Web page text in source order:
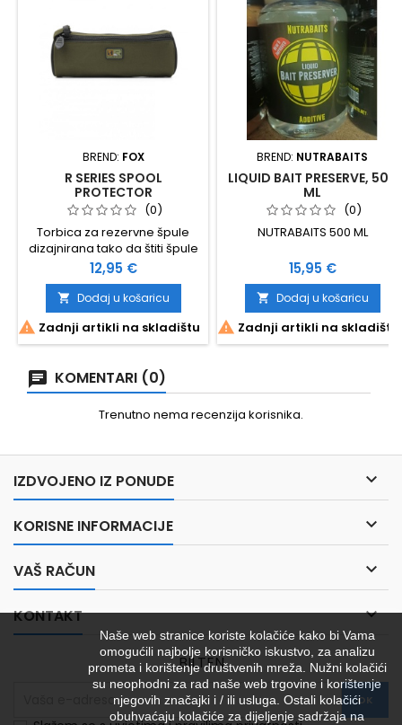
BREND: FOX
R SERIES SPOOL
PROTECTOR
(0)
Torbica za rezervne špule
dizajnirana tako da štiti špule
od oštećenja i zaprljanja
Unutar torbice nalaze se dva
razdjelnika izrađena od
spužve Dvostruki patentni
zatvarač za lakši pristup
špulama Čvrsta i
Cijena
12,95 €
 Dodaj u košaricu
 Zadnji artikli na skladištu
BREND: NUTRABAITS
LIQUID BAIT PRESERVE, 500
ML
(0)
NUTRABAITS 500 ML
Cijena
15,95 €
 Dodaj u košaricu
 Zadnji artikli na skladištu
KOMENTARI (0)
Trenutno nema recenzija korisnika.
IZDVOJENO IZ PONUDE 
KORISNE INFORMACIJE 
VAŠ RAČUN 
KONTAKT 
Naše web stranice koriste kolačiće kako bi Vama
omogućili najbolje korisničko iskustvo, za analizu
prometa i korištenje društvenih mreža. Nužni kolačići
su neophodni za rad naše web trgovine i korištenje
njegovih značajki i / ili usluga. Ostali kolačići
obuhvaćaju kolačiće za dijeljenje sadržaja na
BILTEN